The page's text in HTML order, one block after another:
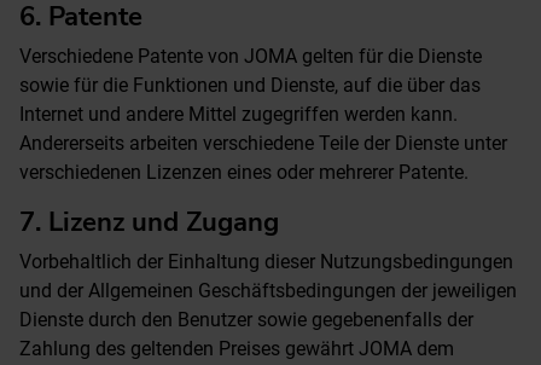
6. Patente
Verschiedene Patente von JOMA gelten für die Dienste
sowie für die Funktionen und Dienste, auf die über das
Internet und andere Mittel zugegriffen werden kann.
Andererseits arbeiten verschiedene Teile der Dienste unter
verschiedenen Lizenzen eines oder mehrerer Patente.
7. Lizenz und Zugang
Vorbehaltlich der Einhaltung dieser Nutzungsbedingungen
und der Allgemeinen Geschäftsbedingungen der jeweiligen
Dienste durch den Benutzer sowie gegebenenfalls der
Zahlung des geltenden Preises gewährt JOMA dem